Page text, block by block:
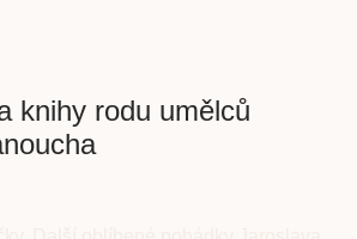
knihy rodu umělců